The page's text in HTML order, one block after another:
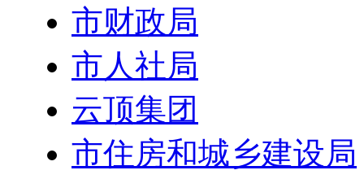
市财政局
市人社局
云顶集团
市住房和城乡建设局